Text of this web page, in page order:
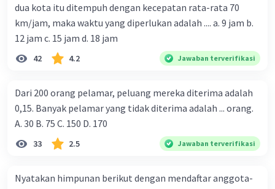
dua kota itu ditempuh dengan kecepatan rata-rata 70
km/jam, maka waktu yang diperlukan adalah .... a. 9 jam b.
12 jam c. 15 jam d. 18 jam
42 4.2 Jawaban terverifikasi
Dari 200 orang pelamar, peluang mereka diterima adalah
0,15. Banyak pelamar yang tidak diterima adalah ... orang.
A. 30 B. 75 C. 150 D. 170
33 2.5 Jawaban terverifikasi
Nyatakan himpunan berikut dengan mendaftar anggota-